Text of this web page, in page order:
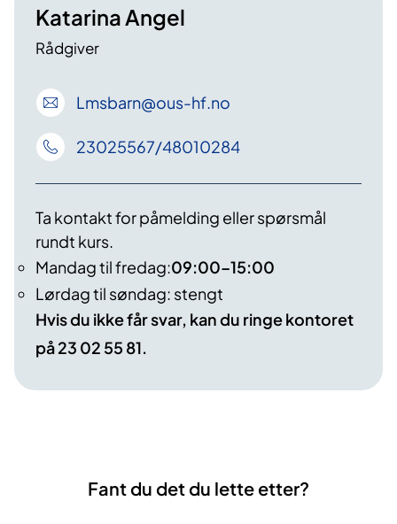
Katarina Angel
Rådgiver
Lmsbarn@ous-hf.no
23025567/48010284
Ta kontakt for påmelding eller spørsmål
rundt kurs.
Mandag til fredag:09:00–15:00
Lørdag til søndag: stengt
Hvis du ikke får svar, kan du ringe kontoret
på 23 02 55 81.
Fant du det du lette etter?